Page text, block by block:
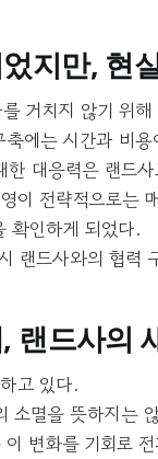
지만, 현
거치지 않기 위
에는 시간과 비
대응력은 랜드
이 전략적으로는
확인하게 되었다.
랜드사와의 협력
랜드사의
고 있다.
소멸을 뜻하지는
변화를 기회로